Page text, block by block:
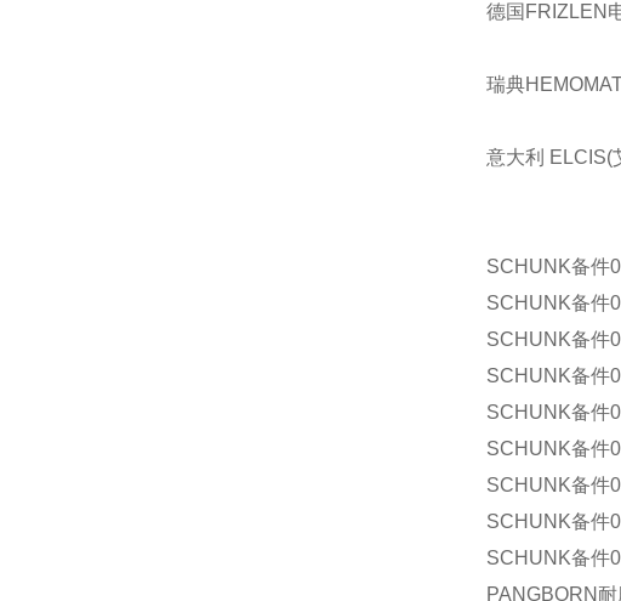
德国FRIZLEN
瑞典
意大利 ELCIS(
SCHUNK备件
SCHUNK备件
SCHUNK备件
SCHUNK备件
SCHUNK备件
SCHUNK备件
SCHUNK备件
SCHUNK备件
SCHUNK备件
PANGBORN